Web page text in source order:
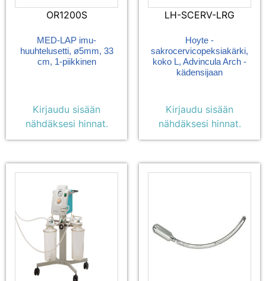
OR1200S
MED-LAP imu-
huuhtelusetti, ø5mm, 33
cm, 1-piikkinen
Kirjaudu sisään
nähdäksesi hinnat.
LH-SCERV-LRG
Hoyte -
sakrocervicopeksiakärki,
koko L, Advincula Arch -
kädensijaan
Kirjaudu sisään
nähdäksesi hinnat.